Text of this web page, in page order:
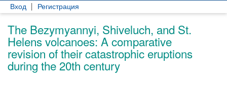
Вход Регистрация
The Bezymyannyi, Shiveluch, and St.
Helens volcanoes: A comparative
revision of their catastrophic eruptions
during the 20th century